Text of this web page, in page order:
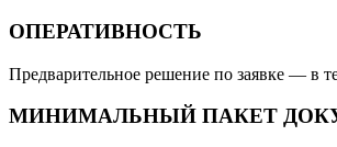
ОПЕРАТИВНОСТЬ
Предварительное решение по заявке — в
МИНИМАЛЬНЫЙ ПАКЕТ